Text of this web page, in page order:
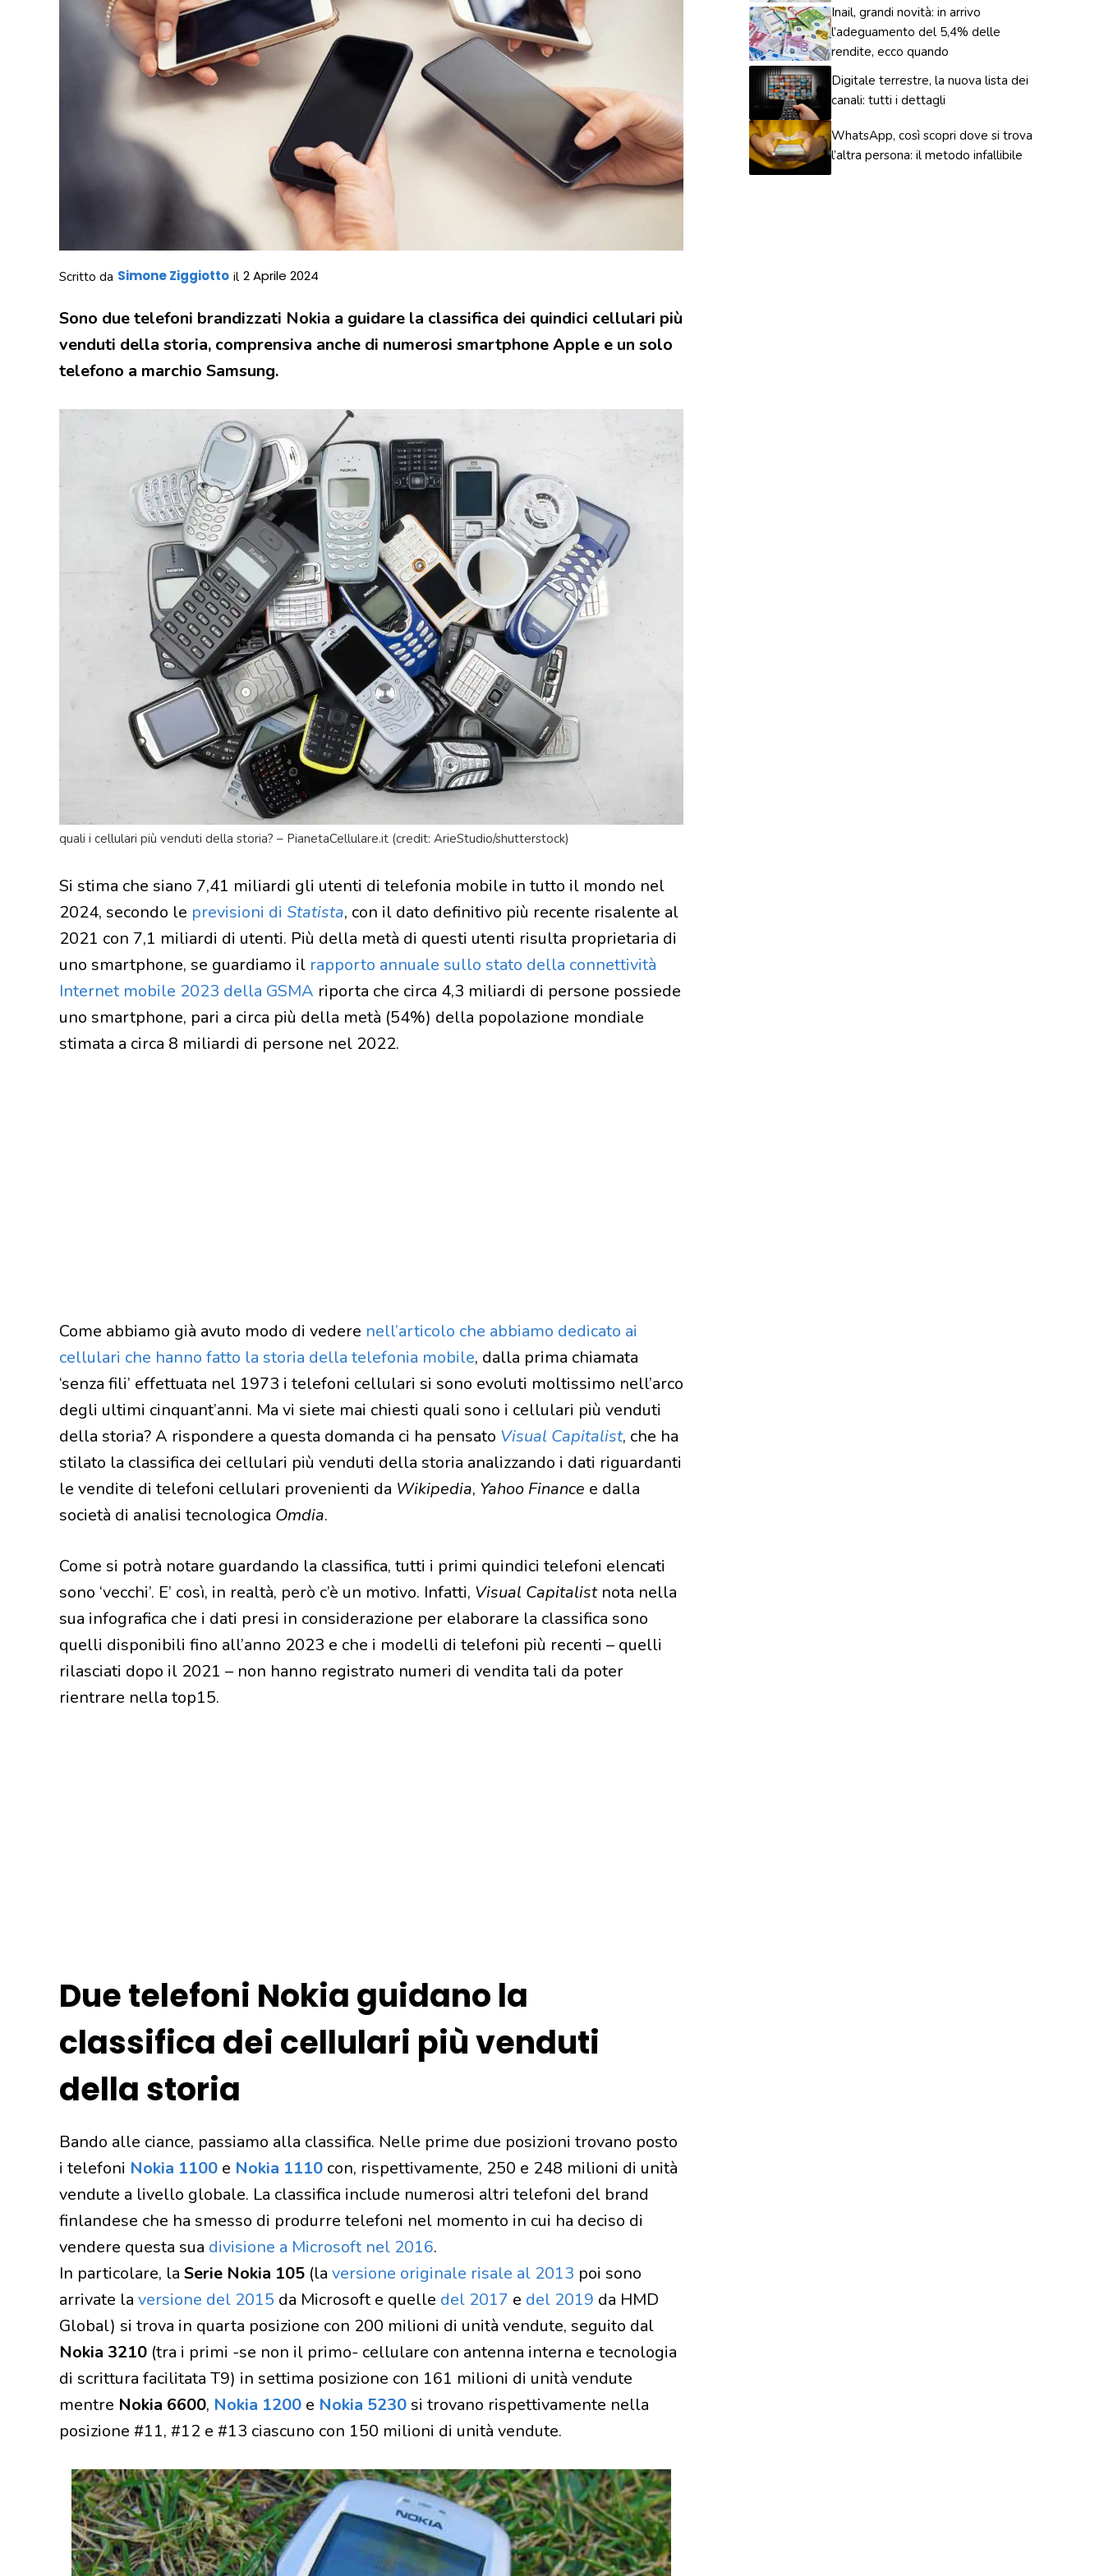
Scritto da Simone Ziggiotto il 2 Aprile 2024
Sono due telefoni brandizzati Nokia a guidare la classifica dei quindici cellulari più
venduti della storia, comprensiva anche di numerosi smartphone Apple e un solo
telefono a marchio Samsung.
quali i cellulari più venduti della storia? – PianetaCellulare.it (credit: ArieStudio/shutterstock)
Si stima che siano 7,41 miliardi gli utenti di telefonia mobile in tutto il mondo nel
2024, secondo le previsioni di Statista, con il dato definitivo più recente risalente al
2021 con 7,1 miliardi di utenti. Più della metà di questi utenti risulta proprietaria di
uno smartphone, se guardiamo il rapporto annuale sullo stato della connettività
Internet mobile 2023 della GSMA riporta che circa 4,3 miliardi di persone possiede
uno smartphone, pari a circa più della metà (54%) della popolazione mondiale
stimata a circa 8 miliardi di persone nel 2022.
Come abbiamo già avuto modo di vedere nell’articolo che abbiamo dedicato ai
cellulari che hanno fatto la storia della telefonia mobile, dalla prima chiamata
‘senza fili’ effettuata nel 1973 i telefoni cellulari si sono evoluti moltissimo nell’arco
degli ultimi cinquant’anni. Ma vi siete mai chiesti quali sono i cellulari più venduti
della storia? A rispondere a questa domanda ci ha pensato Visual Capitalist, che ha
stilato la classifica dei cellulari più venduti della storia analizzando i dati riguardanti
le vendite di telefoni cellulari provenienti da Wikipedia, Yahoo Finance e dalla
società di analisi tecnologica Omdia.
Come si potrà notare guardando la classifica, tutti i primi quindici telefoni elencati
sono ‘vecchi’. E’ così, in realtà, però c’è un motivo. Infatti, Visual Capitalistnota nella
sua infografica che i dati presi in considerazione per elaborare la classifica sono
quelli disponibili fino all’anno 2023 e che i modelli di telefoni più recenti – quelli
rilasciati dopo il 2021 – non hanno registrato numeri di vendita tali da poter
rientrare nella top15.
Due telefoni Nokia guidano la
classifica dei cellulari più venduti
della storia
Bando alle ciance, passiamo alla classifica. Nelle prime due posizioni trovano posto
i telefoni Nokia 1100 e Nokia 1110 con, rispettivamente, 250 e 248 milioni di unità
vendute a livello globale. La classifica include numerosi altri telefoni del brand
finlandese che ha smesso di produrre telefoni nel momento in cui ha deciso di
vendere questa sua divisione a Microsoft nel 2016.
In particolare, la Serie Nokia 105 (la versione originale risale al 2013 poi sono
arrivate la versione del 2015 da Microsoft e quelle del 2017 e del 2019 da HMD
Global) si trova in quarta posizione con 200 milioni di unità vendute, seguito dal
Nokia 3210 (tra i primi -se non il primo- cellulare con antenna interna e tecnologia
di scrittura facilitata T9) in settima posizione con 161 milioni di unità vendute
mentre Nokia 6600, Nokia 1200 e Nokia 5230 si trovano rispettivamente nella
posizione #11, #12 e #13 ciascuno con 150 milioni di unità vendute.
Inail, grandi novità: in arrivo
l’adeguamento del 5,4% delle
rendite, ecco quando
Digitale terrestre, la nuova lista dei
canali: tutti i dettagli
WhatsApp, così scopri dove si trova
l’altra persona: il metodo infallibile